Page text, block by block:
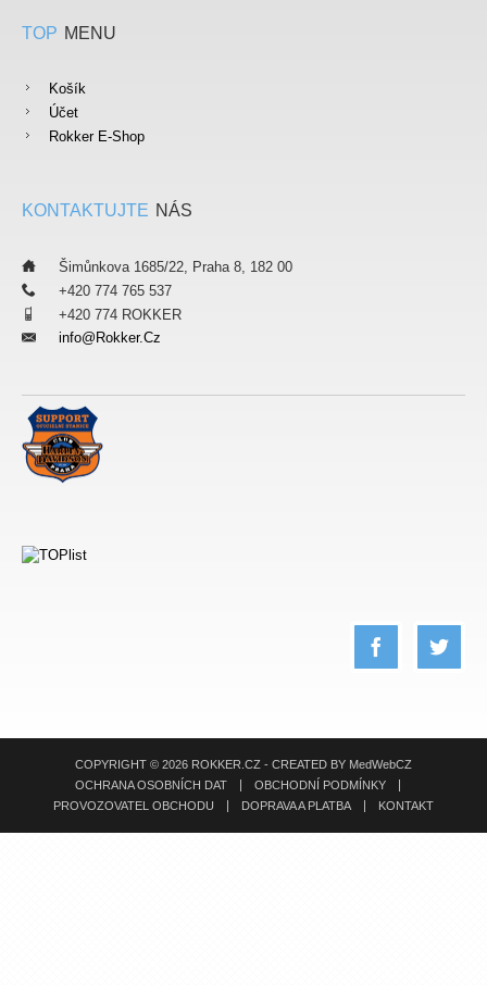
TOP MENU
Košík
Účet
Rokker E-Shop
KONTAKTUJTE NÁS
Šimůnkova 1685/22, Praha 8, 182 00
+420 774 765 537
+420 774 ROKKER
Info@rokker.cz
COPYRIGHT © 2026 ROKKER.CZ - CREATED BY MedWebCZ
OCHRANA OSOBNÍCH DAT
OBCHODNÍ PODMÍNKY
PROVOZOVATEL OBCHODU
DOPRAVA A PLATBA KONTAKT